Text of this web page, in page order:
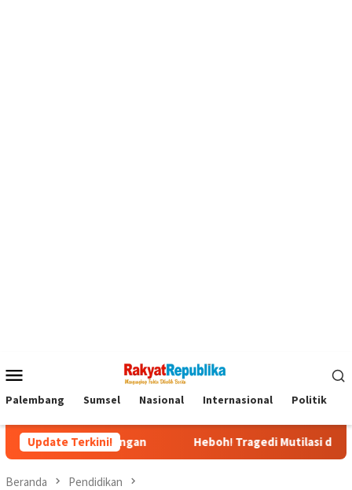
Mobile
Palembang Sumsel Nasional Internasional Politik
Update Terkini!
Pangan Heboh! Tragedi Mutilasi di Depok:
Beranda Pendidikan